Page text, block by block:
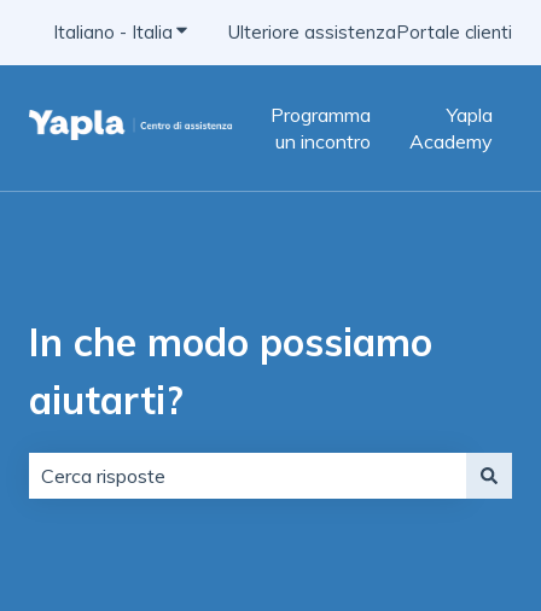
Italiano - Italia Mostra sottomenu per le traduzioni
Ulteriore assistenzaPortale clienti
Programma
un incontro
Yapla
Academy
In che modo possiamo
aiutarti?